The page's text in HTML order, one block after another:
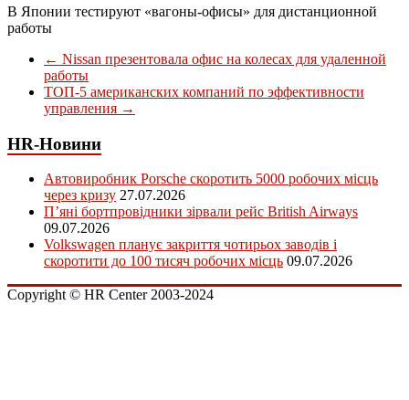
В Японии тестируют «вагоны-офисы» для дистанционной
работы
← Nissan презентовала офис на колесах для удаленной
работы
ТОП-5 американских компаний по эффективности
управления →
HR-Новини
Автовиробник Porsche скоротить 5000 робочих місць
через кризу 27.07.2026
П’яні бортпровідники зірвали рейс British Airways
09.07.2026
Volkswagen планує закриття чотирьох заводів і
скоротити до 100 тисяч робочих місць 09.07.2026
Copyright © HR Center 2003-2024